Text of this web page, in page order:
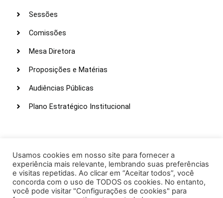
Sessões
Comissões
Mesa Diretora
Proposições e Matérias
Audiências Públicas
Plano Estratégico Institucional
Webmail
Intranet
Administração
Usamos cookies em nosso site para fornecer a
experiência mais relevante, lembrando suas preferências
e visitas repetidas. Ao clicar em “Aceitar todos”, você
concorda com o uso de TODOS os cookies. No entanto,
você pode visitar "Configurações de cookies" para